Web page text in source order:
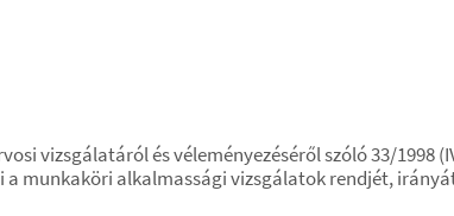
vizsgálatáról és véleményezéséről szóló 33/1998
munkaköri alkalmassági vizsgálatok rendjét,